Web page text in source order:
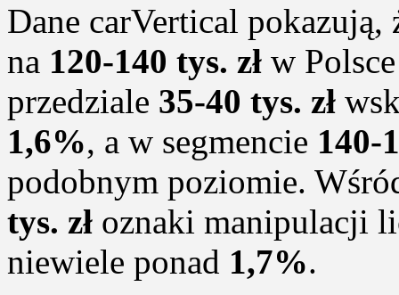
Dane carVertical pokazują,
na 120-140 tys. zł w
przedziale 35-40 tys. zł
1,6%, a w segmencie 140-
podobnym poziomie.
tys. zł oznaki manipulacji
niewiele ponad 1,7%.